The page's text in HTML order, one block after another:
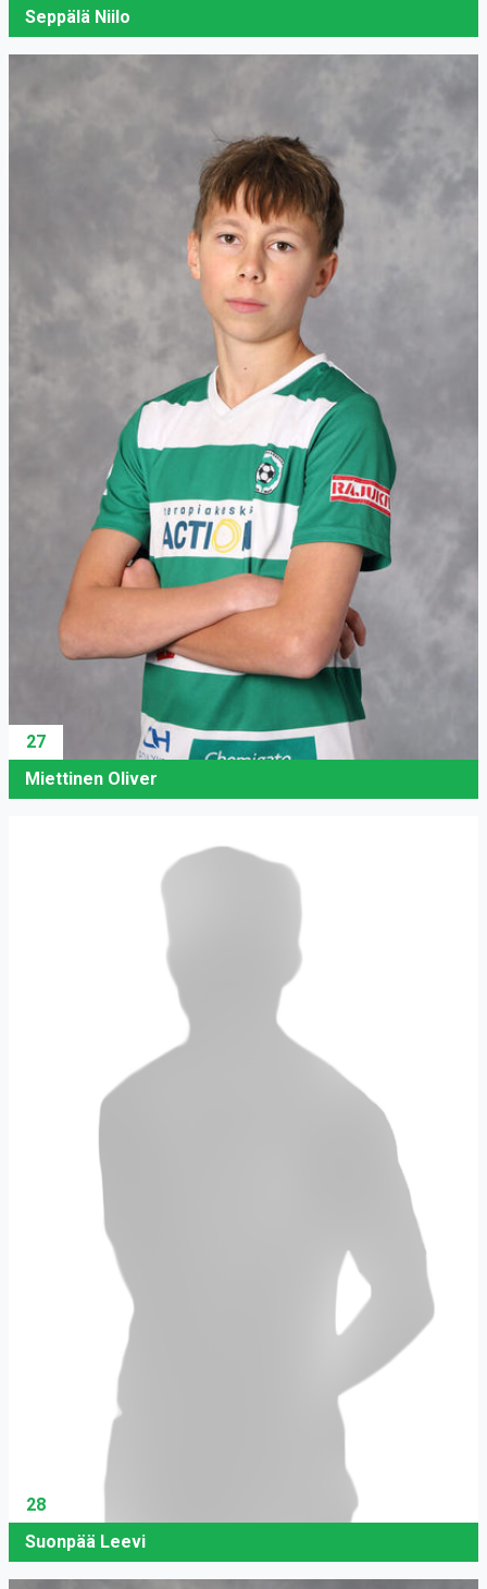
Seppälä Niilo
27
Miettinen Oliver
28
Suonpää Leevi